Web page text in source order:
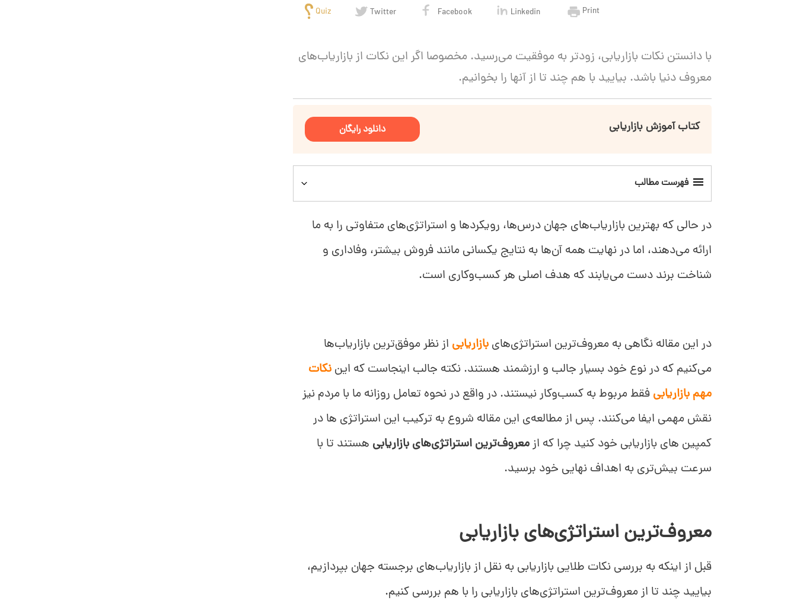
Quiz Twitter Facebook Linkedin Print
با دانستن نکات بازاریابی، زودتر به موفقیت می‌رسید. مخصوصا اگر این نکات از بازاریاب‌های
معروف دنیا باشد. بیایید با هم چند تا از آنها را بخوانیم.
کتاب آموزش بازاریابی دانلود رایگان
فهرست مطالب
11 نکته طلایی بازاریابی از زبان معروف‌ترین بازاریاب‌های جهان:
دیل کارنگی: به مردم چیزی را بدهید که خواهان آن هستند.
والت دیزنی: تجربه‌ای فراموش نشدنی خلق کنید.
دیوید اوگیلوی: همه چیز را امتحان کنید
مری کی‌اش: مخاطب خود را بشناسید
استیو جابز: محصول با‌کیفیت تولید کنید
ست گودین: قابل توجه باشید
آن لونز: روی نتیجه تمرکز کنید.
در حالی ‌که بهترین بازاریاب‌های جهان درس‌ها، رویکردها و استراتژی‌های متفاوتی را به ما
ارائه می‌دهند، اما در نهایت همه آن‌ها به نتایج یکسانی مانند فروش بیشتر، وفاداری و
شناخت برند دست می‌یابند که هدف اصلی هر کسب‌وکاری است.
در این مقاله نگاهی به معروف‌ترین استراتژی‌های بازاریابی از نظر موفق‌ترین بازاریاب‌ها
می‌کنیم که در نوع خود بسیار جالب و ارزشمند هستند. نکته جالب اینجاست که این نکات
مهم بازاریابی فقط مربوط به کسب‌وکار نیستند. در واقع در نحوه تعامل روزانه ما با مردم نیز
نقش مهمی ایفا می‌کنند. پس از مطالعه‌ی ‌این مقاله شروع به ترکیب این استراتژی ها در
کمپین های بازاریابی خود کنید چرا که ازمعروف‌ترین استراتژی‌های بازاریابی هستند تا با
سرعت بیش‌تری به اهداف نهایی خود برسید.
معروف‌ترین استراتژی‌های بازاریابی
قبل از اینکه به بررسی نکات طلایی بازاریابی به نقل از بازاریاب‌های برجسته جهان بپردازیم،
بیایید چند تا از معروف‌ترین استراتژی‌های بازاریابی را با هم بررسی کنیم.